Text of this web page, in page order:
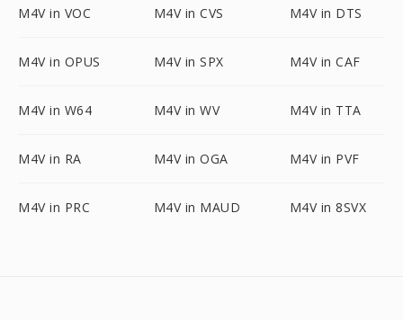
M4V in VOC M4V in CVS M4V in DTS
M4V in OPUS M4V in SPX M4V in CAF
M4V in W64 M4V in WV M4V in TTA
M4V in RA M4V in OGA M4V in PVF
M4V in PRC M4V in MAUD M4V in 8SVX